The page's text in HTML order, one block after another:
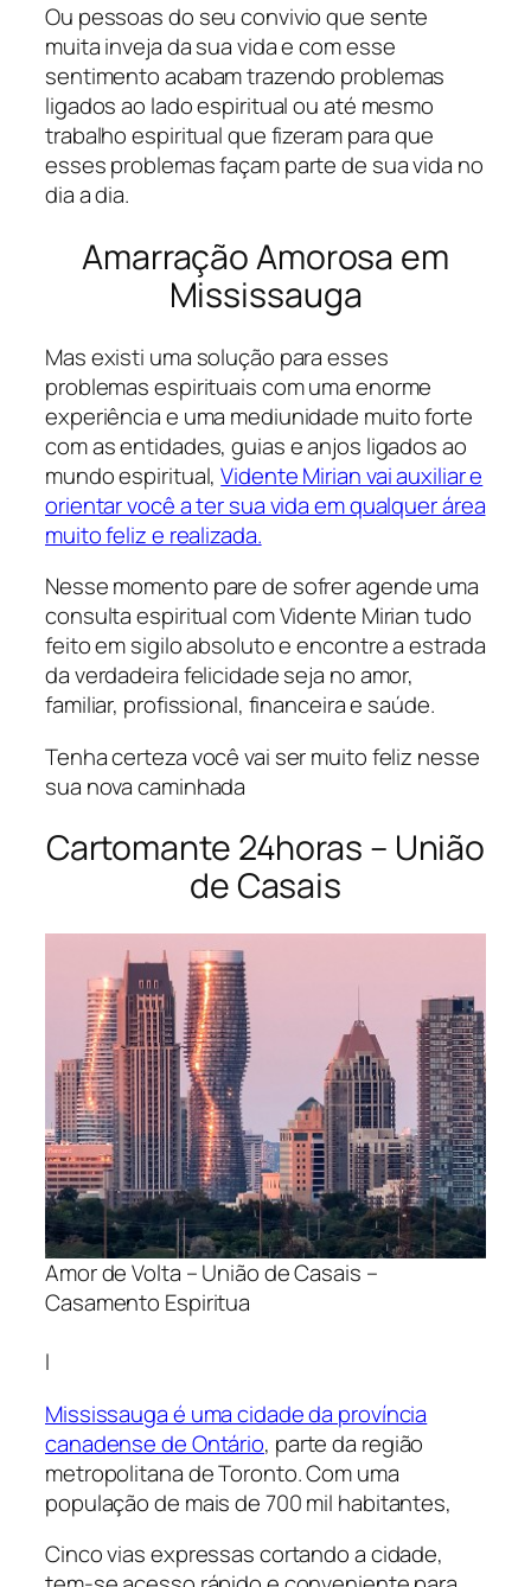
Ou pessoas do seu convivio que sente
muita inveja da sua vida e com esse
sentimento acabam trazendo problemas
ligados ao lado espiritual ou até mesmo
trabalho espiritual que fizeram para que
esses problemas façam parte de sua vida no
dia a dia.
Amarração Amorosa em
Mississauga
Mas existi uma solução para esses
problemas espirituais com uma enorme
experiência e uma mediunidade muito forte
com as entidades, guias e anjos ligados ao
mundo espiritual,Vidente Mirian vai auxiliar e
orientar você a ter sua vida em qualquer área
muito feliz e realizada.
Nesse momento pare de sofrer agende uma
consulta espiritual com Vidente Mirian tudo
feito em sigilo absoluto e encontre a estrada
da verdadeira felicidade seja no amor,
familiar, profissional, financeira e saúde.
Tenha certeza você vai ser muito feliz nesse
sua nova caminhada
Cartomante 24horas – União
de Casais
Amor de Volta – União de Casais –
Casamento Espiritua
l
Mississauga é uma cidade da província
canadense de Ontário, parte da região
metropolitana de Toronto. Com uma
população de mais de 700 mil habitantes,
Cinco vias expressas cortando a cidade,